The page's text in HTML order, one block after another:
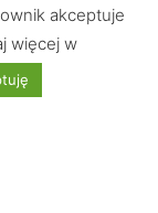
akceptuje
więcej w